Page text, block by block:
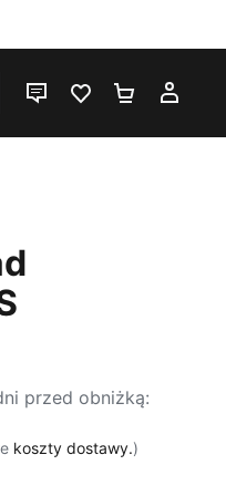
CZAT NA ŻYWO
ULUBIONE 0
KOSZYK
przed obniżką:
koszty dostawy.)